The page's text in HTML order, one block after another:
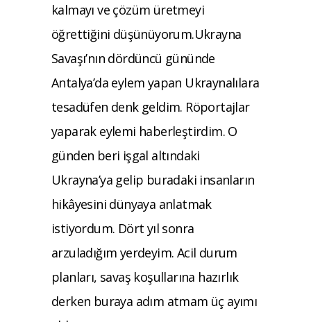
kalmayı ve çözüm üretmeyi
öğrettiğini düşünüyorum.Ukrayna
Savaşı’nın dördüncü gününde
Antalya’da eylem yapan Ukraynalılara
tesadüfen denk geldim. Röportajlar
yaparak eylemi haberleştirdim. O
günden beri işgal altındaki
Ukrayna’ya gelip buradaki insanların
hikâyesini dünyaya anlatmak
istiyordum. Dört yıl sonra
arzuladığım yerdeyim. Acil durum
planları, savaş koşullarına hazırlık
derken buraya adım atmam üç ayımı